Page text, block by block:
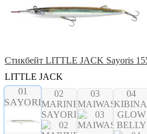
Стикбейт LITTLE JACK Sayoris
LITTLE JACK
01
SAYORI
02
MARINE
SAYORI
03
MAIWASHI
04
GLOW
BELLY